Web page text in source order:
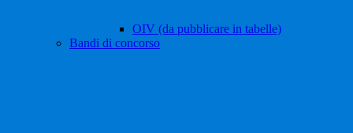
OIV (da pubblicare in tabelle)
Bandi di concorso